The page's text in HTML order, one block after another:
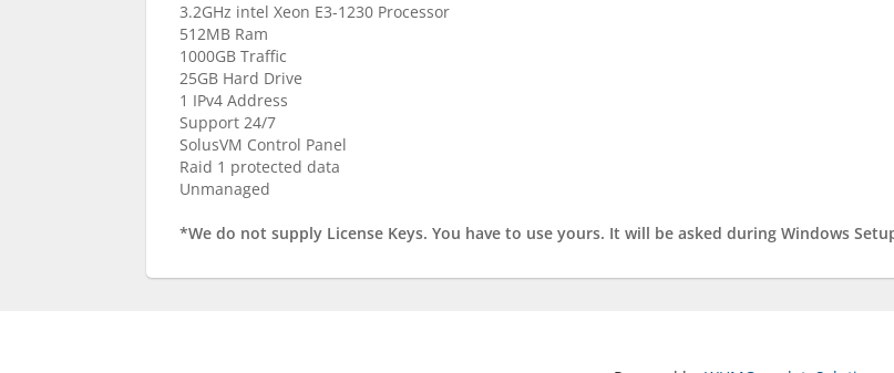
3.2GHz intel Xeon E3-1230 Processor
512MB Ram
1000GB Traffic
25GB Hard Drive
1 IPv4 Address
Support 24/7
SolusVM Control Panel
Raid 1 protected data
Unmanaged
*We do not supply License Keys. You have to use yours. It will be asked during Windows